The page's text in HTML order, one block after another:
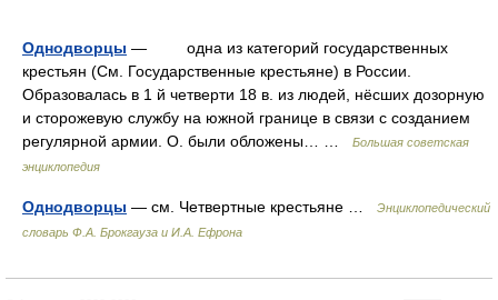
Однодворцы — одна из категорий государственных
крестьян (См. Государственные крестьяне) в России.
Образовалась в 1 й четверти 18 в. из людей, нёсших дозорную
и сторожевую службу на южной границе в связи с созданием
регулярной армии. О. были обложены… …
Большая советская
энциклопедия
Однодворцы — см. Четвертные крестьяне …
Энциклопедический
словарь Ф.А. Брокгауза и И.А. Ефрона